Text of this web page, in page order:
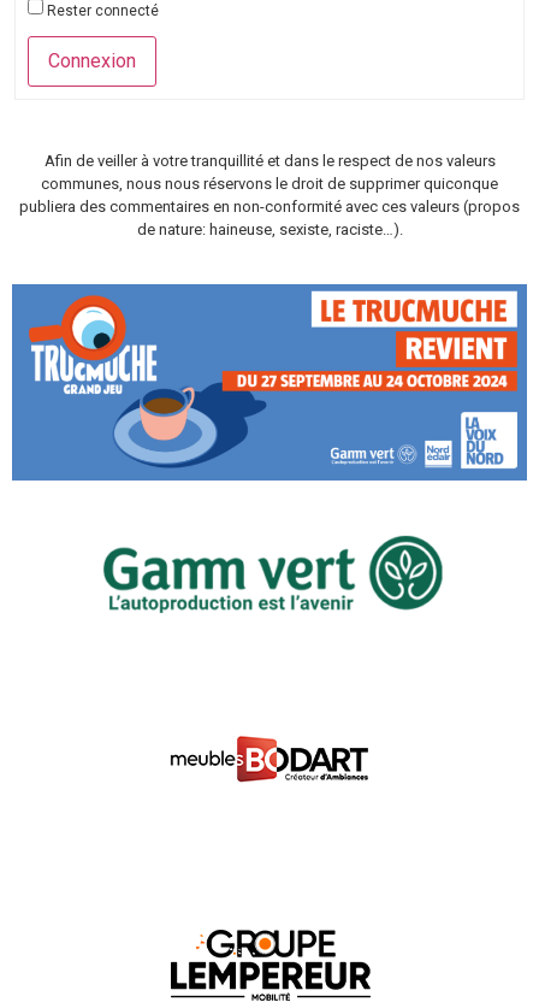
Rester connecté
Connexion
Afin de veiller à votre tranquillité et dans le respect de nos valeurs
communes, nous nous réservons le droit de supprimer quiconque
publiera des commentaires en non-conformité avec ces valeurs (propos
de nature: haineuse, sexiste, raciste…).